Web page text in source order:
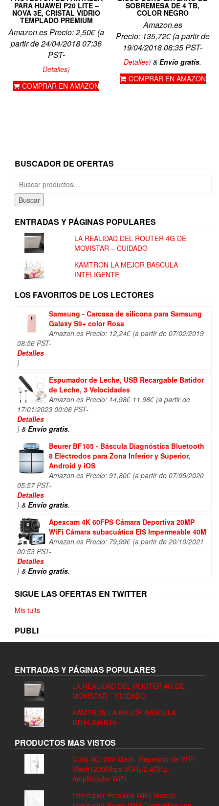
PARA HUAWEI P20 LITE –
NOVA 3E, CRISTAL VIDRIO
TEMPLADO PREMIUM
Amazon.es Precio:2,50€(a
partir de 24/04/2018 07:36
PST-
Detalles)
COMPRAR EN AMAZON
SOBREMESA DE 4 TB,
COLOR NEGRO
Amazon.es
Precio: 135,72€(a partir de
19/04/2018 08:35 PST-
Detalles)&Envío gratis.
COMPRAR EN AMAZON
BUSCADOR DE OFERTAS
Buscar
por:
Buscar
ENTRADAS Y PÁGINAS POPULARES
LA REALIDAD DEL ROUTER 4G DE
MOVISTAR – CUIDADO
KAMTRON LA MEJOR BASCULA
INTELIGENTE
LOS FAVORITOS DE LOS LECTORES
Samsung - Carcasa de silicona para Samsung
Galaxy S9+ color Rosa
Amazon.es Precio: 12,24€ (a partir de 07/02/2019
08:56 PST-
Detalles
)
Espumador de Leche, USB Recargable Batidor
de Leche, 3 Velocidades
Amazon.es Precio: 14,98€ El
11,98€El(a partir de
17/01/2023 00:06 PST-
Detalles
) & Envío gratis.
Beurer BF105 - Báscula Diagnóstica Bluetooth
8 Electrodos para Zona Inferior y Superior,
Android y iOS
Amazon.es Precio: 91,80€ (a partir de 07/05/2020
05:57 PST-
Detalles
) & Envío gratis.
Apexcam 4K 60FPS Cámara Deportiva 20MP
WiFi Cámara subacuática EIS Impermeable 40M
Amazon.es Precio: 79,99€ (a partir de 20/10/2021
00:53 PST-
Detalles
) & Envío gratis.
SIGUE LAS OFERTAS EN TWITTER
Mis tuits
PUBLI
ENTRADAS Y PÁGINAS POPULARES
LA REALIDAD DEL ROUTER 4G DE
MOVISTAR – CUIDADO
KAMTRON LA MEJOR BASCULA
INTELIGENTE
PRODUCTOS MAS VISTOS
Cudy AC1200 Mesh- Repetidor de WiFi
Mesh1200Mbps 5GHz/2.4GHz,
Amplificador WiFi
Interruptor Persiana WiFi, Maxcio